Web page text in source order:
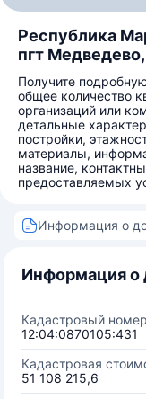
Республика
пгт
Получите
общее количество
организаций или
детальные
постройки,
материалы,
название,
предоставляемых
Информация о
Информация о
Кадастровый
12:04:0870105:431
Кадастровая
51 108 215,6